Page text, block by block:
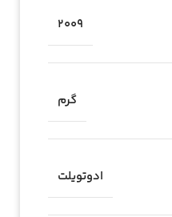
۲۰۰۹
گرم
ادوتویلت